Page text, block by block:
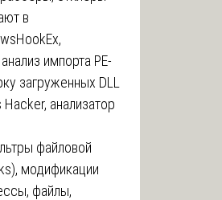
в
импорта PE-
загруженных DLL
анализатор
файловой
модификации
файлы,